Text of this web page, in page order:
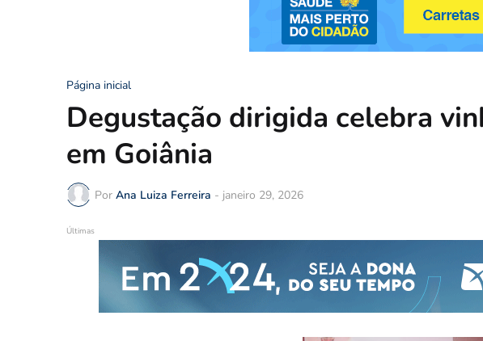
Página inicial
Degustação dirigida celebra
em Goiânia
Por Ana Luiza Ferreira - janeiro 29, 2026
Últimas